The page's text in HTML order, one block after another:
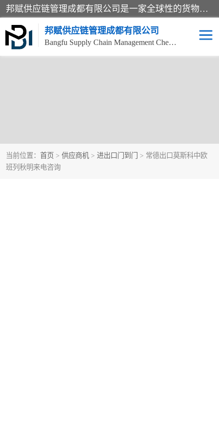
邦赋供应链管理成都有限公司是一家全球性的货物运输代理公司，主要从事：波兰中欧班列、德国中欧班列、出口莫斯科班列、中欧班列进口、蓉欧铁路、成都出口空运等业务，同时亦提供报关、报检、仓储、码头操作等服务。
邦赋供应链管理成都有限公司
Bangfu Supply Chain Management Chengdu Co.,LTD
当前位置： 首页 > 供应商机 > 进出口门到门
> 常德出口莫斯科中欧
班列秋明来电咨询